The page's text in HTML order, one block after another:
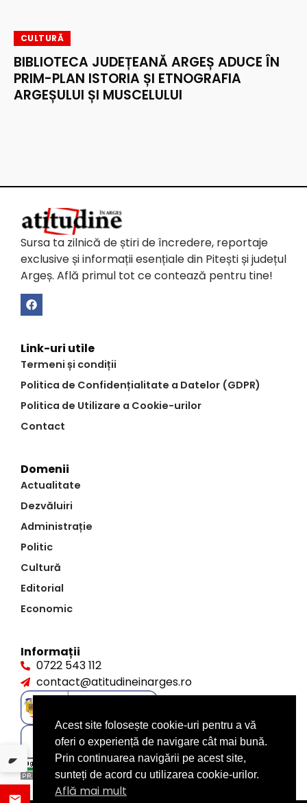
CULTURĂ
BIBLIOTECA JUDEȚEANĂ ARGEȘ ADUCE ÎN
PRIM-PLAN ISTORIA ȘI ETNOGRAFIA
ARGEȘULUI ȘI MUSCELULUI
Sursa ta zilnică de știri de încredere, reportaje
exclusive și informații esențiale din Pitești și județul
Argeș. Află primul tot ce contează pentru tine!
Link-uri utile
Termeni și condiții
Politica de Confidențialitate a Datelor (GDPR)
Politica de Utilizare a Cookie-urilor
Contact
Domenii
Actualitate
Dezvăluiri
Administrație
Politic
Cultură
Editorial
Economic
Informații
0722 543 112
contact@atitudineinarges.ro
Acest site folosește cookie-uri pentru a vă
oferi o experiență de navigare cât mai bună.
Prin continuarea navigării pe acest site,
sunteți de acord cu utilizarea cookie-urilor.
Află mai mult